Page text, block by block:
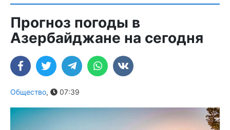
Прогноз погоды в
Азербайджане на сегодня
Общество, 07:39